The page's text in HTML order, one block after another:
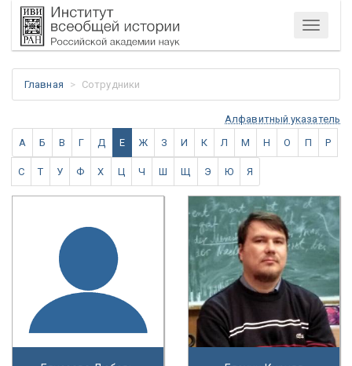
Меню
Главная Сотрудники
Алфавитный указатель
А
Б В Г Д Е Ж З И К Л М Н О П Р
С Т У Ф Х Ц Ч Ш Щ Э Ю Я